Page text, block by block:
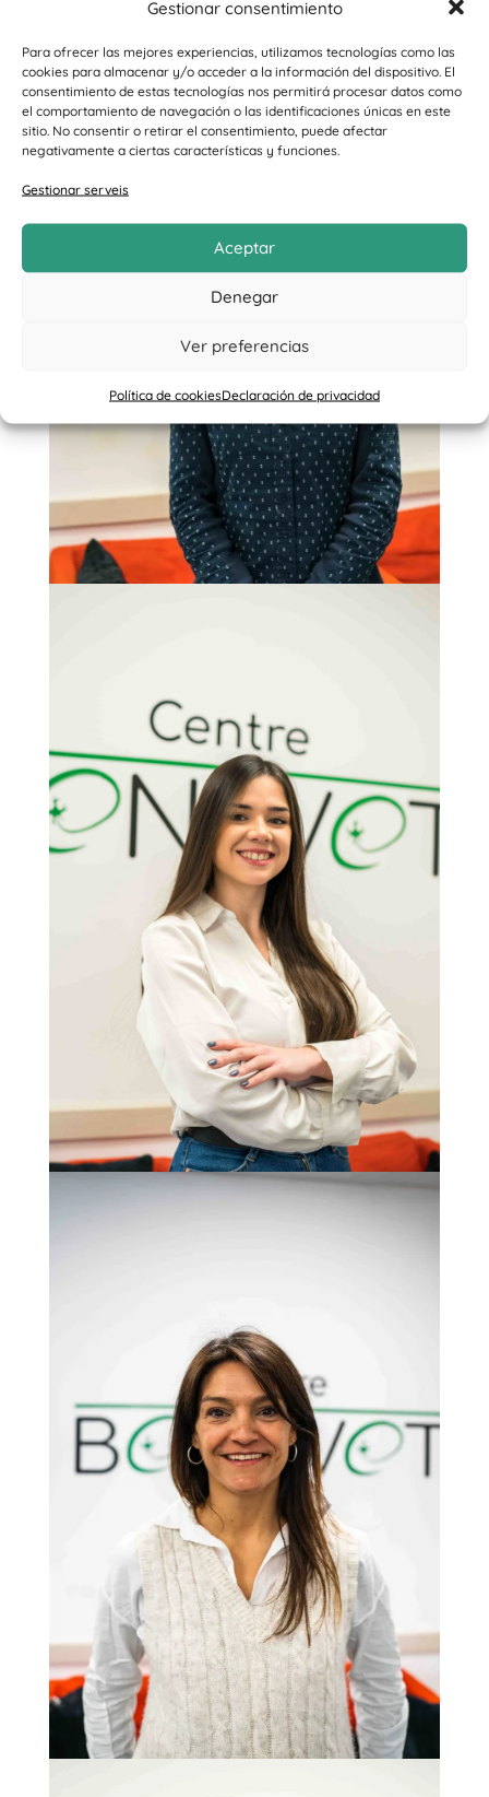
Gestionar consentimiento
Para ofrecer las mejores experiencias, utilizamos tecnologías como las
cookies para almacenar y/o acceder a la información del dispositivo. El
consentimiento de estas tecnologías nos permitirá procesar datos como
el comportamiento de navegación o las identificaciones únicas en este
sitio. No consentir o retirar el consentimiento, puede afectar
negativamente a ciertas características y funciones.
Gestionar serveis
Aceptar
Denegar
Ver preferencias
Política de cookiesDeclaración de privacidad